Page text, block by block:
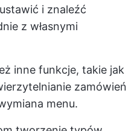
i znaleźć
z własnymi
inne funkcje, takie jak
zamówień
menu.